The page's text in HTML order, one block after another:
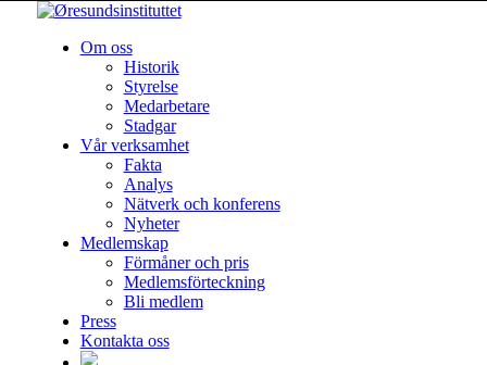
Om oss
Historik
Styrelse
Medarbetare
Stadgar
Vår verksamhet
Fakta
Analys
Nätverk och konferens
Nyheter
Medlemskap
Förmåner och pris
Medlemsförteckning
Bli medlem
Press
Kontakta oss